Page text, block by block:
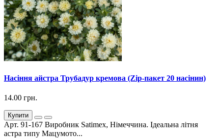
Насіння айстра Трубадур кремова (Zip-пакет 20 насінин)
14.00 грн.
Купити
Арт. 91-167 Виробник Satimex, Німеччина. Ідеальна літня
астра типу Мацумото...